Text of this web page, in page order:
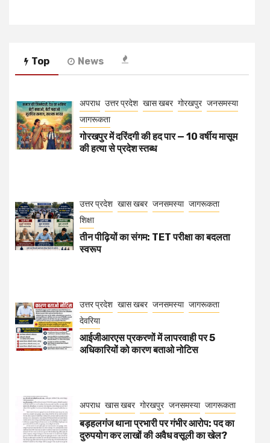
Top News
अपराध उत्तर प्रदेश खास खबर गोरखपुर जनसमस्या
जागरूकता
गोरखपुर में दरिंदगी की हद पार — 10 वर्षीय मासूम
की हत्या से प्रदेश स्तब्ध
उत्तर प्रदेश खास खबर जनसमस्या जागरूकता
शिक्षा
तीन पीढ़ियों का संगम: TET परीक्षा का बदलता
स्वरूप
उत्तर प्रदेश खास खबर जनसमस्या जागरूकता
देवरिया
आईजीआरएस प्रकरणों में लापरवाही पर 5
अधिकारियों को कारण बताओ नोटिस
अपराध खास खबर गोरखपुर जनसमस्या जागरूकता
बड़हलगंज थाना प्रभारी पर गंभीर आरोप: पद का
दुरुपयोग कर लाखों की अवैध वसूली का खेल?